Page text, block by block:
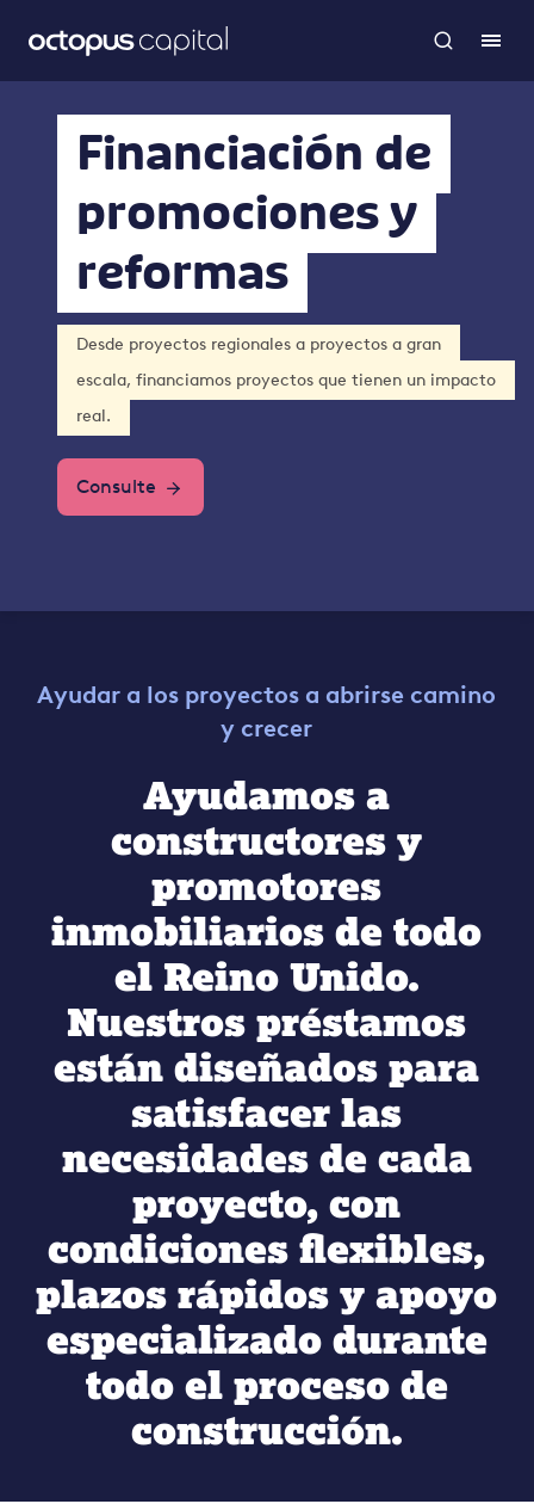
Financiación de
promociones y
reformas
Desde proyectos regionales a proyectos a gran
escala, financiamos proyectos que tienen un impacto
real.
Consulte
Ayudar a los proyectos a abrirse camino
y crecer
Ayudamos a
constructores y
promotores
inmobiliarios de todo
el Reino Unido.
Nuestros préstamos
están diseñados para
satisfacer las
necesidades de cada
proyecto, con
condiciones flexibles,
plazos rápidos y apoyo
especializado durante
todo el proceso de
construcción.